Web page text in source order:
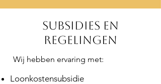
Subsidies en
regelingen
Wij hebben ervaring met:
Loonkostensubsidie